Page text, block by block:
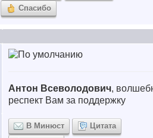
Спасибо
Антон Всеволодович,
респект Вам за поддержку
В Минюст
Цитата